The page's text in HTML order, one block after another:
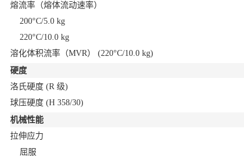
熔流率（熔体流动速率）
200°C/5.0 kg
220°C/10.0 kg
溶化体积流率（MVR） (220°C/10.0 kg)
硬度
洛氏硬度 (R 级)
球压硬度 (H 358/30)
机械性能
拉伸应力
屈服